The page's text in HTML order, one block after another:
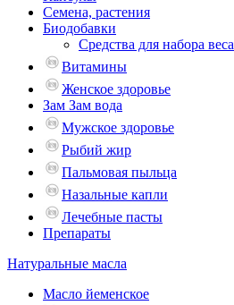
Семена, растения
Биодобавки
Средства для набора веса
Витамины
Женское здоровье
Зам Зам вода
Мужское здоровье
Рыбий жир
Пальмовая пыльца
Назальные капли
Лечебные пасты
Препараты
Натуральные масла
Масло йеменское